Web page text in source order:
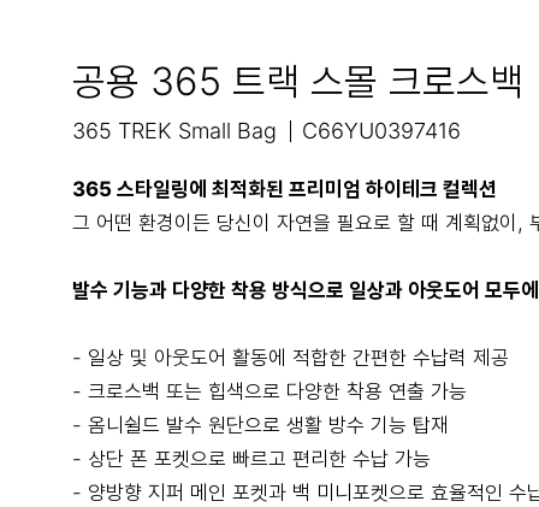
공용 365 트랙 스몰 크로스백
365 TREK Small Bag C66YU0397416
365 스타일링에 최적화된 프리미엄 하이테크 컬렉션
그 어떤 환경이든 당신이 자연을 필요로 할 때 계획없이
발수 기능과 다양한 착용 방식으로 일상과 아웃도어 모두
- 일상 및 아웃도어 활동에 적합한 간편한 수납력 제공
- 크로스백 또는 힙색으로 다양한 착용 연출 가능
- 옴니쉴드 발수 원단으로 생활 방수 기능 탑재
- 상단 폰 포켓으로 빠르고 편리한 수납 가능
- 양방향 지퍼 메인 포켓과 백 미니포켓으로 효율적인 수